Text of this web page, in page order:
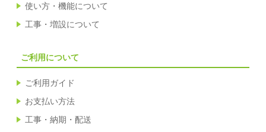
使い方・機能について
工事・増設について
ご利用について
ご利用ガイド
お支払い方法
工事・納期・配送